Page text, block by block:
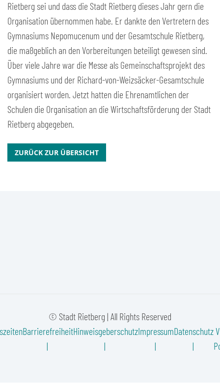
Rietberg sei und dass die Stadt Rietberg dieses Jahr gern die
Organisation übernommen habe. Er dankte den Vertretern des
Gymnasiums Nepomucenum und der Gesamtschule Rietberg,
die maßgeblich an den Vorbereitungen beteiligt gewesen sind.
Über viele Jahre war die Messe als Gemeinschaftsprojekt des
Gymnasiums und der Richard-von-Weizsäcker-Gesamtschule
organisiert worden. Jetzt hatten die Ehrenamtlichen der
Schulen die Organisation an die Wirtschaftsförderung der Stadt
Rietberg abgegeben.
ZURÜCK ZUR ÜBERSICHT
© Stadt Rietberg | All Rights Reserved
BarrierefreiheitHinweisgeberschutzImpressumDatenschutz